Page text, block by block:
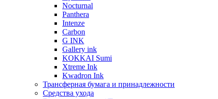
Nocturnal
Panthera
Intenze
Carbon
G INK
Gallery ink
KOKKAI Sumi
Xtreme Ink
Kwadron Ink
Трансферная бумага и принадлежности
Средства ухода